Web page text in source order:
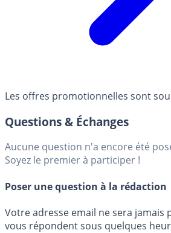
Les offres promotionnelles sont
Questions & Échanges
Aucune question n'a encore été
Soyez le premier à participer !
Poser une question à la rédaction
Votre adresse email ne sera jamais
vous répondent sous quelques